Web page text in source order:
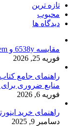
تازه ترین
محبوب
دیدگاه ها
مقایسه 6538y و intel xeon platinum 8470q oem
فوریه 25, 2026
راهنمای جامع
منابع ضروری
فوریه 6, 2026
راهنمای خرید
دسامبر 9, 2025